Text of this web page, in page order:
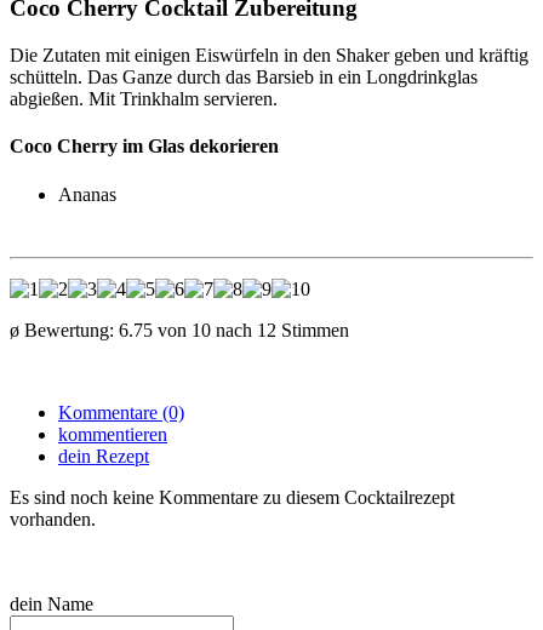
Coco Cherry Cocktail Zubereitung
Die Zutaten mit einigen Eiswürfeln in den Shaker geben und kräftig
schütteln. Das Ganze durch das Barsieb in ein Longdrinkglas
abgießen. Mit Trinkhalm servieren.
Coco Cherry im Glas dekorieren
Ananas
ø Bewertung: 6.75 von 10 nach 12 Stimmen
Kommentare (0)
kommentieren
dein Rezept
Es sind noch keine Kommentare zu diesem Cocktailrezept
vorhanden.
dein Name